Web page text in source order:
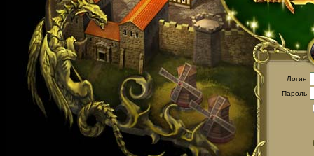
Логин
Пароль